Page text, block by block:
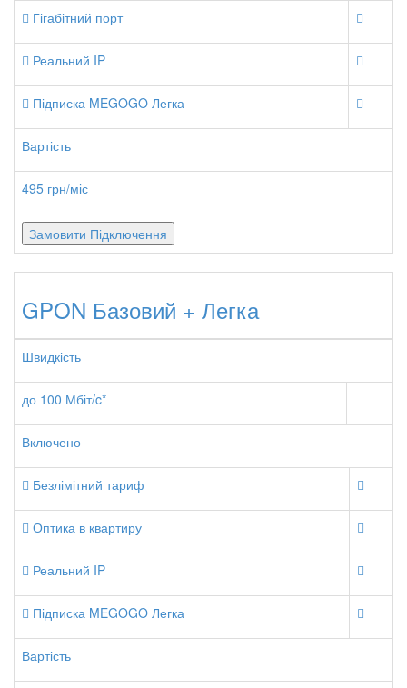
Гігабітний порт
Реальний IP
Підписка MEGOGO Легка
Вартість
495 грн/міс
Замовити Підключення
GPON Базовий + Легка
Швидкість
до 100 Мбіт/c*
Включено
Безлімітний тариф
Оптика в квартиру
Реальний IP
Підписка MEGOGO Легка
Вартість